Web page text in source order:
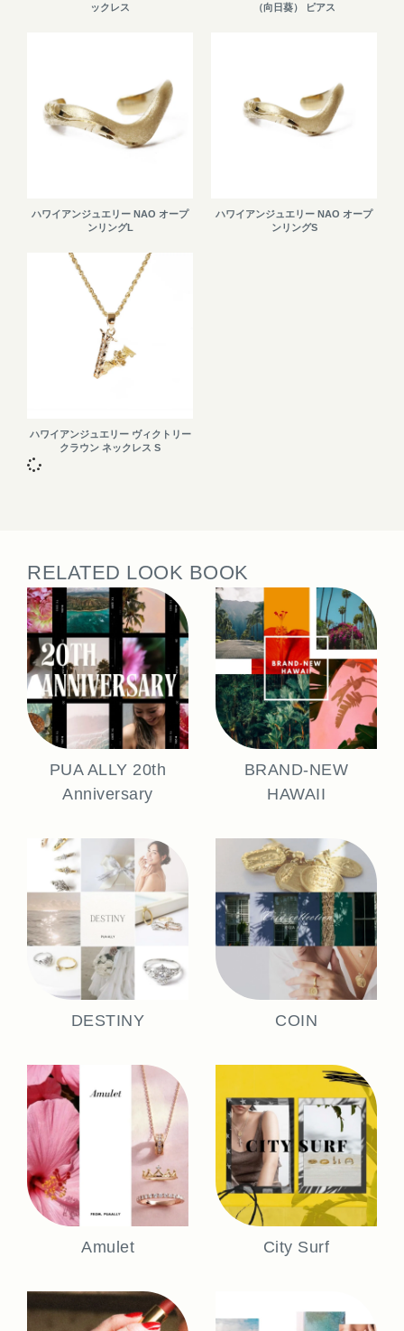
ックレス
（向日葵） ピアス
ハワイアンジュエリー NAO オープ
ンリングL
ハワイアンジュエリー NAO オープ
ンリングS
ハワイアンジュエリー ヴィクトリー
クラウン ネックレス S
RELATED LOOK BOOK
PUA ALLY 20th
Anniversary
BRAND-NEW
HAWAII
DESTINY COIN
Amulet City Surf